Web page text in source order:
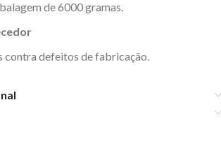
de 6000 gramas.
contra defeitos de fabricação.